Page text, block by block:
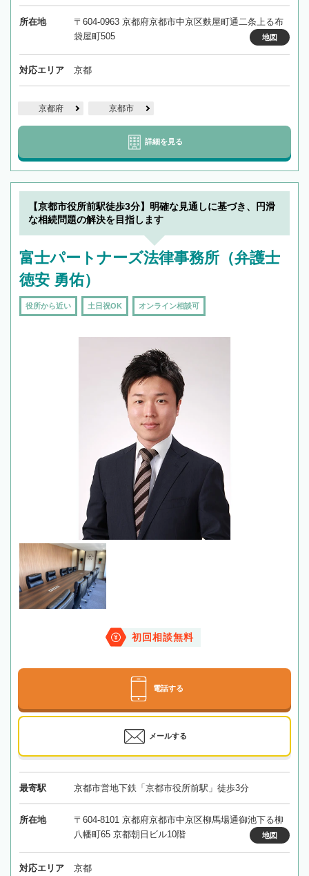
所在地
〒604-0963 京都府京都市中京区麩屋町通二条上る布
袋屋町505
地図
対応エリア 京都
京都府 京都市
詳細を見る
【京都市役所前駅徒歩3分】明確な見通しに基づき、円滑
な相続問題の解決を目指します
富士パートナーズ法律事務所（弁護士
徳安 勇佑）
役所から近い 土日祝OK オンライン相談可
初回相談無料
電話する
メールする
最寄駅 京都市営地下鉄「京都市役所前駅」徒歩3分
所在地
〒604-8101 京都府京都市中京区柳馬場通御池下る柳
八幡町65 京都朝日ビル10階
地図
対応エリア 京都